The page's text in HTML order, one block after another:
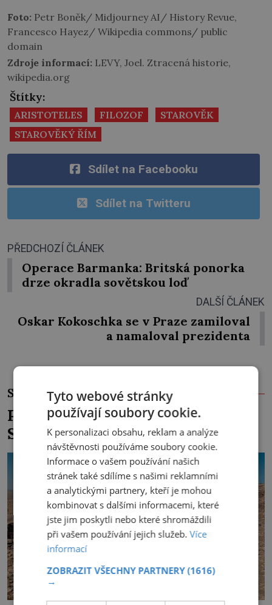
Foto: Petr Boněk/ Midjourney AI/ History Revue,
Francesco Hayez/ Wikipedia commons/ public
domain
Zdroje informací: LEVY, Joel. Ztracená historie,
wikipedia.org
Štítky:
ARISTOTELES FILOZOF
STAROVĚK
STAROVĚKÝ ŘÍM
Sdílet na Facebooku
Sdílet na Twitteru
PŘEDCHOZÍ ČLÁNEK
Operace Barmanka: Britská ponorka
drze okradla sovětskou loď
DALŠÍ ČLÁNEK
Oskar Kokoschka se v Praze zamiloval
a namaloval prezidenta
SOUVISEJÍCÍ ČLÁNKY
Pohřbili dávní stavitelé turecké
Stonehenge záměrně?
Tyto webové stránky
používají soubory cookie.
K personalizaci obsahu, reklam a analýze
návštěvnosti používáme soubory cookie.
Informace o vašem používání našich
stránek také sdílíme s našimi reklamními
a analytickými partnery, kteří je mohou
kombinovat s dalšími informacemi, které
jste jim poskytli nebo které shromáždili
při vašem používání jejich služeb.Více
informací
ZOBRAZIT VŠECHNY PARTNERY(1616)
→